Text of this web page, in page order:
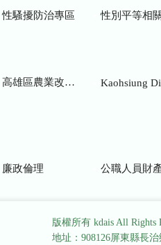
性騷擾防治專區 性別平等相關網站
高雄區農業改良場研究彙報 Kaohsiung District Agricultural Research and Extension Station
廉政倫理 公職人員財產申
版權所有 kdais All Rights
地址：908126屏東縣長